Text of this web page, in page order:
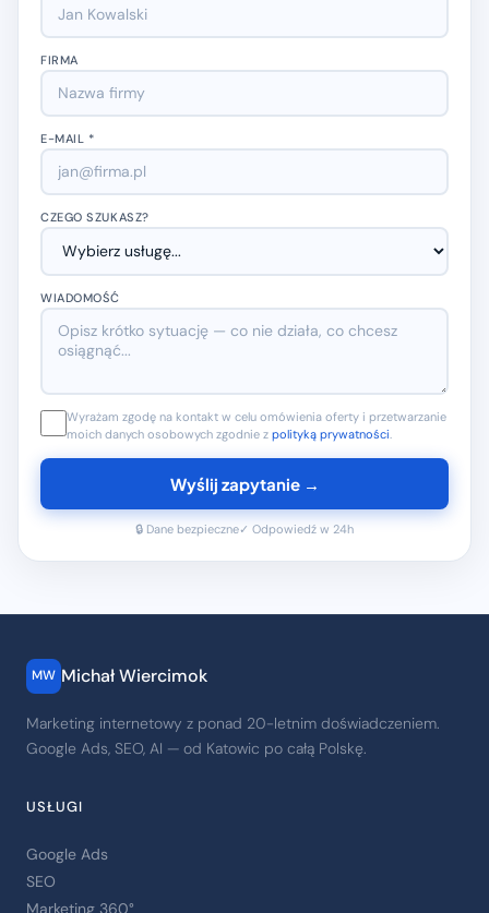
FIRMA
E-MAIL *
CZEGO SZUKASZ?
WIADOMOŚĆ
Wyrażam zgodę na kontakt w celu omówienia oferty i przetwarzanie
moich danych osobowych zgodnie z polityką prywatności
Wyślij zapytanie →
🔒 Dane bezpieczne✓ Odpowiedź w 24h
MW Michał Wiercimok
Marketing internetowy z ponad 20-letnim doświadczeniem.
Google Ads, SEO, AI — od Katowic po całą Polskę.
USŁUGI
Google Ads
SEO
Marketing 360°